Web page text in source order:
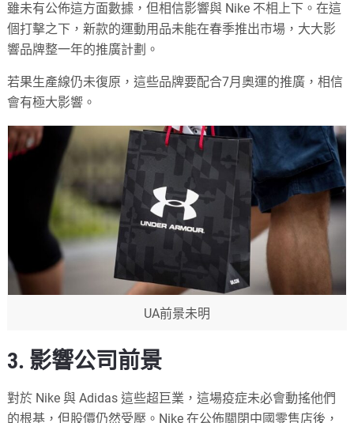
雖未有公佈這方面數據，但相信影響與 Nike 不相上下。在這
個打擊之下，新款的運動用品未能在春季推出市場，大大影
響品牌整一年的推廣計劃。
若果生產線仍未復原，這些品牌要配合7月奧運的推廣，相信
會有極大影響。
UA前景未明
3. 影響公司前景
對於 Nike 與 Adidas 這些超巨業，這場疫症未必會動搖他們
的根基，但股價仍然受壓。Nike 在公佈關閉中國零售店後，